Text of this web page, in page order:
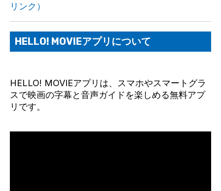
リンク）
HELLO! MOVIEアプリについて
HELLO! MOVIEアプリは、スマホやスマートグラ
スで映画の字幕と音声ガイドを楽しめる無料アプ
リです。